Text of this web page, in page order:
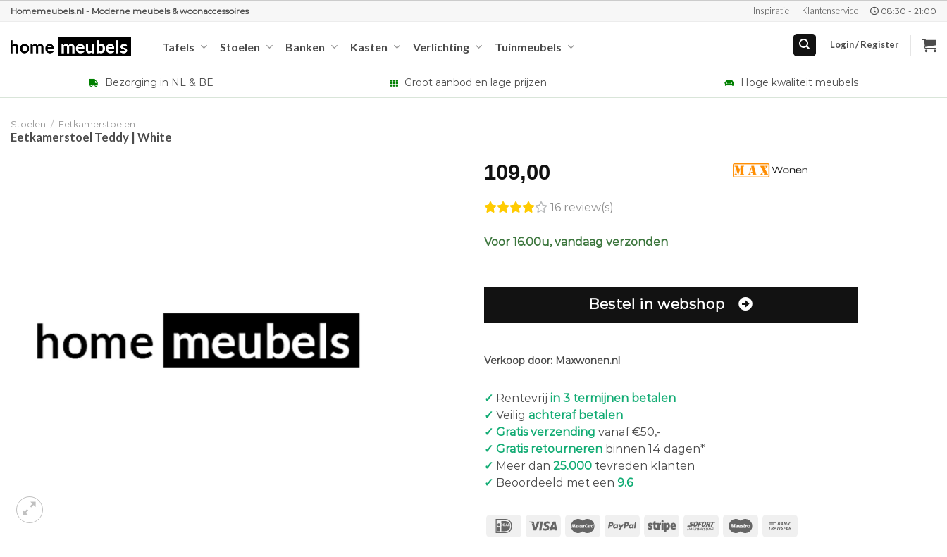
Ga
inhoud
Homemeubels.nl - Moderne meubels & woonaccessoires Inspiratie Klantenservice 08:30 - 21:00
Tafels Stoelen Banken Kasten Verlichting Tuinmeubels Login / Register
Bezorging in NL & BE Groot aanbod en lage prijzen Hoge kwaliteit meubels
Stoelen / Eetkamerstoelen
Eetkamerstoel Teddy | White
109,00
16 review(s)
Voor 16.00u, vandaag verzonden
Bestel in webshop
Verkoop door: Maxwonen.nl
✓ Rentevrij in 3 termijnen betalen
✓ Veilig achteraf betalen
✓ Gratis verzending vanaf €50,-
✓ Gratis retourneren binnen 14 dagen*
✓ Meer dan 25.000 tevreden klanten
✓ Beoordeeld met een 9.6